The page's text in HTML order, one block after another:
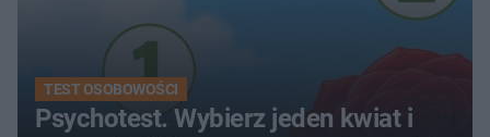
TEST OSOBOWOŚCI
Psychotest. Wybierz jeden kwiat i